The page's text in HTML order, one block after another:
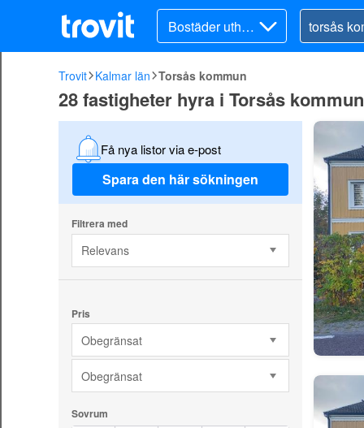
Bostäder uthyre
s
Trovit Kalmar län Torsås kommun
28 fastigheter hyra i Torsås kommun
Få nya listor via e-post
Spara den här sökningen
Filtrera med
Relevans
Pris
Obegränsat
Obegränsat
Sovrum